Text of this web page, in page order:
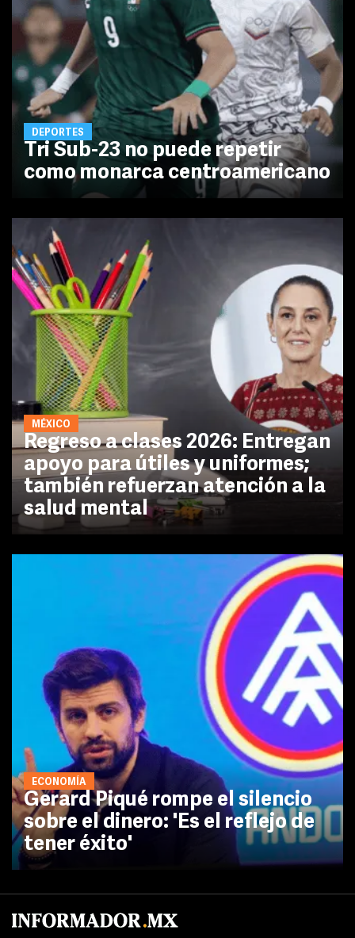
DEPORTES
Tri Sub-23 no puede repetir
como monarca centroamericano
MÉXICO
Regreso a clases 2026: Entregan
apoyo para útiles y uniformes;
también refuerzan atención a la
salud mental
ECONOMÍA
Gerard Piqué rompe el silencio
sobre el dinero: 'Es el reflejo de
tener éxito'